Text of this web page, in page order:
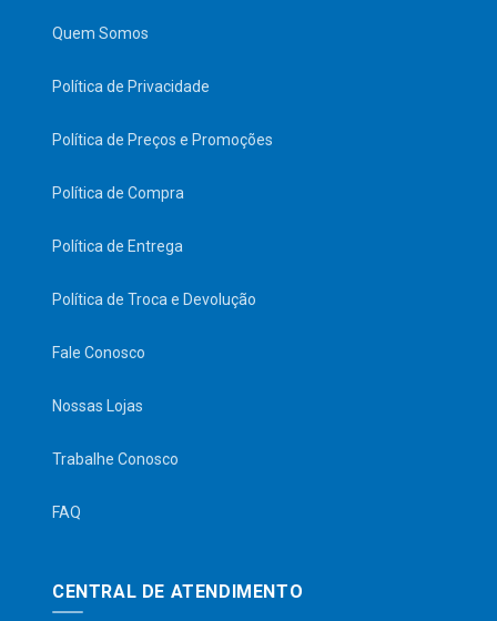
Quem Somos
Política de Privacidade
Política de Preços e Promoções
Política de Compra
Política de Entrega
Política de Troca e Devolução
Fale Conosco
Nossas Lojas
Trabalhe Conosco
FAQ
CENTRAL DE ATENDIMENTO